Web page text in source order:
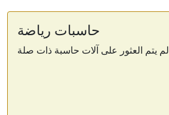
حاسبات رياضة
لم يتم العثور على آلات حاسبة ذات صلة